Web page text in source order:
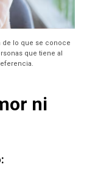
de lo que se conoce
que tiene al
ni